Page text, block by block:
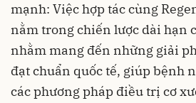
mạnh: Việc hợp tác cùng
nằm trong chiến lược dài hạn
nhằm mang đến những giải
đạt chuẩn quốc tế, giúp bệnh
các phương pháp điều trị cơ